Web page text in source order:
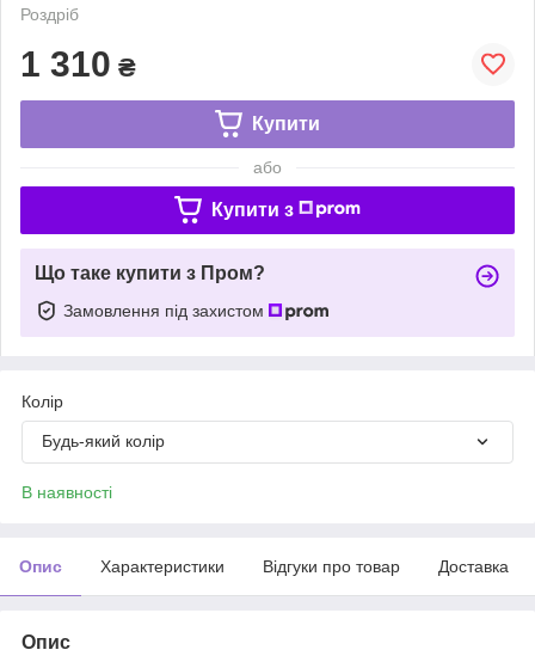
Роздріб
1 310 ₴
Купити
або
Купити з
Що таке купити з Пром?
Замовлення під захистом
Колір
Будь-який колір
В наявності
Опис Характеристики Відгуки про товар Доставка
Опис